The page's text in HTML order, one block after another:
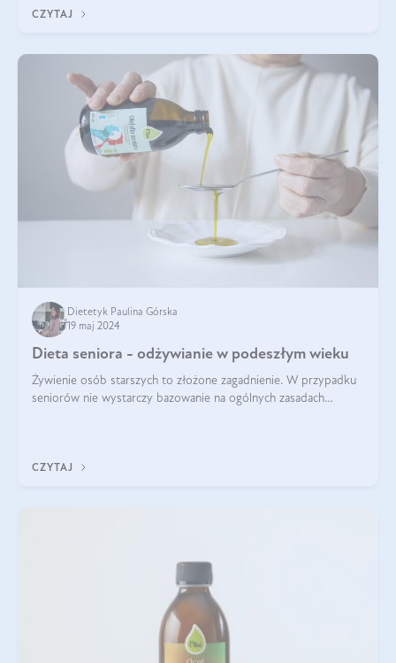
CZYTAJ
Dietetyk Paulina Górska
19 maj 2024
Dieta seniora - odżywianie w podeszłym wieku
Żywienie osób starszych to złożone zagadnienie. W przypadku
seniorów nie wystarczy bazowanie na ogólnych zasadach
CZYTAJ